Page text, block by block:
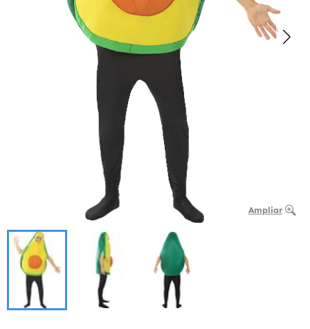
Ampliar